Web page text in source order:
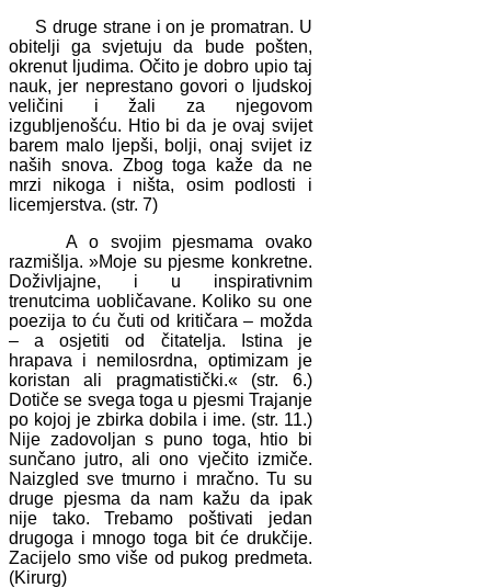
S druge strane i on je promatran. U
obitelji ga svjetuju da bude pošten,
okrenut ljudima. Očito je dobro upio taj
nauk, jer neprestano govori o ljudskoj
veličini i žali za njegovom
izgubljenošću. Htio bi da je ovaj svijet
barem malo ljepši, bolji, onaj svijet iz
naših snova. Zbog toga kaže da ne
mrzi nikoga i ništa, osim podlosti i
licemjerstva. (str. 7)
A o svojim pjesmama ovako
razmišlja. »Moje su pjesme konkretne.
Doživljajne, i u inspirativnim
trenutcima uobličavane. Koliko su one
poezija to ću čuti od kritičara – možda
– a osjetiti od čitatelja. Istina je
hrapava i nemilosrdna, optimizam je
koristan ali pragmatistički.« (str. 6.)
Dotiče se svega toga u pjesmi Trajanje
po kojoj je zbirka dobila i ime. (str. 11.)
Nije zadovoljan s puno toga, htio bi
sunčano jutro, ali ono vječito izmiče.
Naizgled sve tmurno i mračno. Tu su
druge pjesma da nam kažu da ipak
nije tako. Trebamo poštivati jedan
drugoga i mnogo toga bit će drukčije.
Zacijelo smo više od pukog predmeta.
(Kirurg)